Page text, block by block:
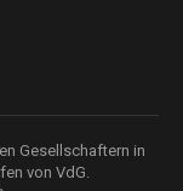
Gesellschaftern in
von VdG.